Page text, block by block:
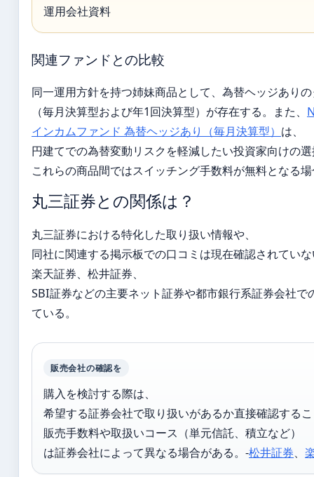
運用会社資料
関連ファンドとの比較
同一運用方針を持つ姉妹商品として、為替ヘッジあり
（毎月決算型および年1回決算型）が存在する。また、
インカムファンド 為替ヘッジあり（毎月決算型） は、
円建てでの為替変動リスクを軽減したい投資家向けの
これらの商品間ではスイッチング手数料が無料となる
丸三証券との関係は？
丸三証券における特化した取り扱い情報や、
同社に関連する掲示板での口コミは現在確認されてい
楽天証券、松井証券、
SBI証券などの主要ネット証券や都市銀行系証券会社で
ている。
販売会社の確認を
購入を検討する際は、
希望する証券会社で取り扱いがあるか直接確認する
販売手数料や取扱いコース（単元信託、積立など）
は証券会社によって異なる場合がある。-松井証券、